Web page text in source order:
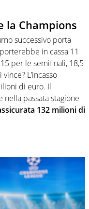
la Champions
successivo porta
porterebbe in cassa 11
per le semifinali, 18,5
L’incasso
di euro. Il
nella passata stagione
132 milioni di